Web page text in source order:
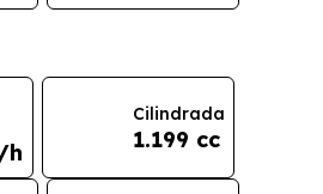
h
Cilindrada
1.199 cc